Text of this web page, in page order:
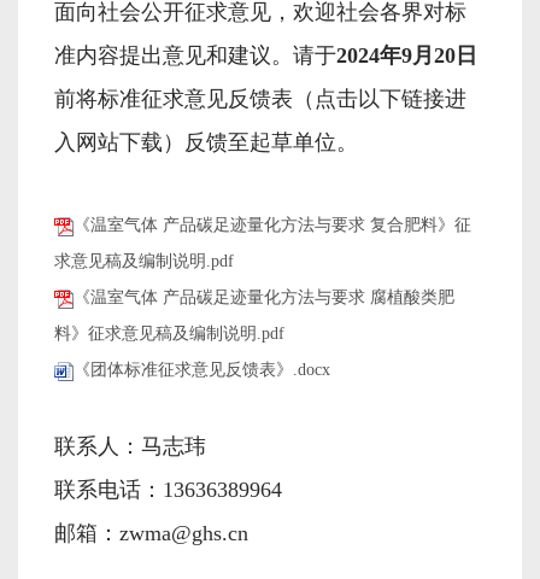
面向社会公开征求意见，欢迎社会各界对标
准内容提出意见和建议。请于2024年9月20日
前将标准征求意见反馈表（点击以下链接进
入网站下载）反馈至起草单位。
《温室气体 产品碳足迹量化方法与要求 复合肥料》征
求意见稿及编制说明.pdf
《温室气体 产品碳足迹量化方法与要求 腐植酸类肥
料》征求意见稿及编制说明.pdf
《团体标准征求意见反馈表》.docx
联系人：马志玮
联系电话：13636389964
邮箱：zwma@ghs.cn